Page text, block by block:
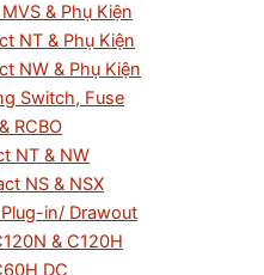
& Phụ Kiện
NT & Phụ Kiện
NW & Phụ Kiện
Switch, Fuse
RCBO
NT & NW
NS & NSX
in/ Drawout
& C120H
DC